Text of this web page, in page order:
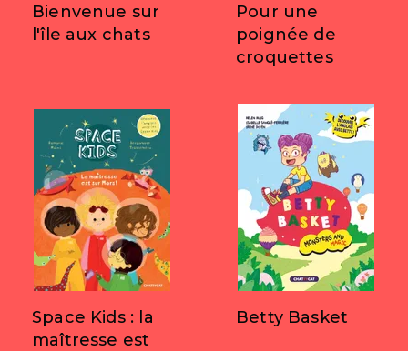
Bienvenue sur
l'île aux chats
Pour une
poignée de
croquettes
Space Kids : la
maîtresse est
Betty Basket